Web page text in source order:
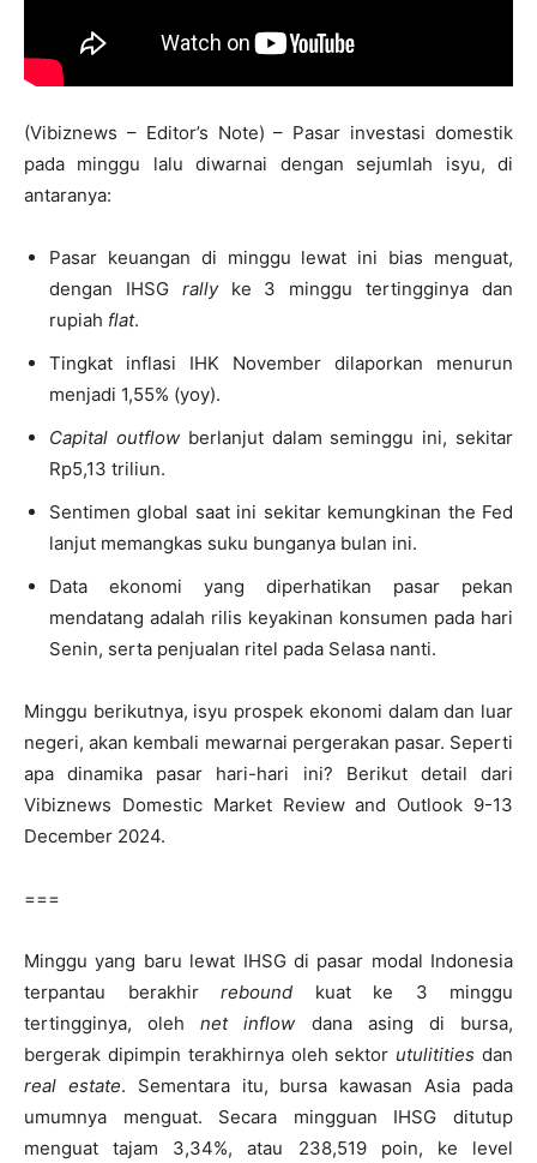
(Vibiznews – Editor’s Note) – Pasar investasi domestik
pada minggu lalu diwarnai dengan sejumlah isyu, di
antaranya:
Pasar keuangan di minggu lewat ini bias menguat,
dengan IHSG rallyke 3 minggu tertingginya dan
rupiah flat.
Tingkat inflasi IHK November dilaporkan menurun
menjadi 1,55% (yoy).
Capital outflowberlanjut dalam seminggu ini, sekitar
Rp5,13 triliun.
Sentimen global saat ini sekitar kemungkinan the Fed
lanjut memangkas suku bunganya bulan ini.
Data ekonomi yang diperhatikan pasar pekan
mendatang adalah rilis keyakinan konsumen pada hari
Senin, serta penjualan ritel pada Selasa nanti.
Minggu berikutnya, isyu prospek ekonomi dalam dan luar
negeri, akan kembali mewarnai pergerakan pasar. Seperti
apa dinamika pasar hari-hari ini? Berikut detail dari
Vibiznews Domestic Market Review and Outlook 9-13
December 2024.
===
Minggu yang baru lewat IHSG di pasar modal Indonesia
terpantau berakhir rebound kuat ke 3 minggu
tertingginya, olehnet inflow dana asing di bursa,
bergerak dipimpin terakhirnya oleh sektor utulititiesdan
real estate. Sementara itu, bursa kawasan Asia pada
umumnya menguat. Secara mingguan IHSG ditutup
menguat tajam 3,34%, atau 238,519 poin, ke level